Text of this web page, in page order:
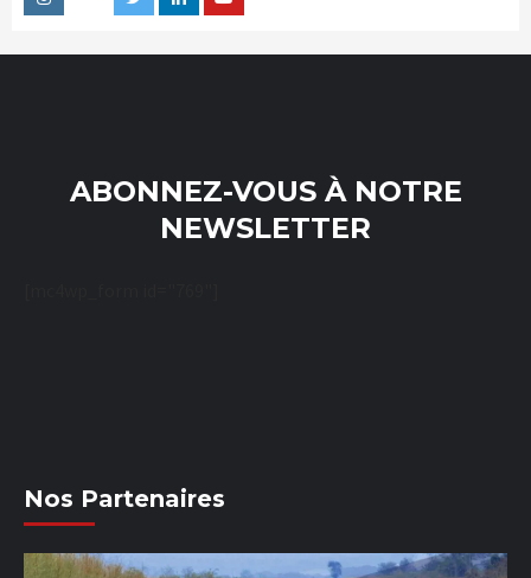
ABONNEZ-VOUS À NOTRE
NEWSLETTER
Nos Partenaires